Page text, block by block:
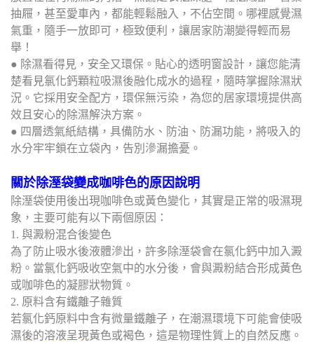
抽屜，甚至愛車內，都能輕鬆融入，不佔空間。哪裡感覺濕
氣重，隨手一放即可，極致便利，讓居家防潮變得輕而易
舉！
● 除濕看得見，安全又環保。貼心的透明窗設計，讓您能清
楚看見氯化鈣顆粒吸濕後融化成水的過程，隨時掌握除濕狀
況。它採用安全配方，環保無污染，為您的居家環境提供高
效且安心的除濕解決方案。
● 四層透氣紙結構，具備防水、防油、防漏功能，將吸入的
水分牢牢鎖在立袋內，告別滲漏擔憂。
關於除溼袋變成咖啡色的原因說明
除溼袋使用後出現咖啡色或黃色變化，其實是正常的吸濕現
象，主要可能有以下兩個原因：
1. 與澱粉混合後變色
為了防止吸水後液體滲出，許多除溼袋會在氯化鈣中加入澱
粉。當氯化鈣吸收空氣中的水分後，會與澱粉結合形成黃色
或咖啡色的凝膠狀物質。
2. 原料含有鐵離子雜質
若氯化鈣原料中含有微量鐵離子，在潮濕環境下可能會使吸
濕後的溶液呈現黃色或褐色，這是物理性質上的自然反應。